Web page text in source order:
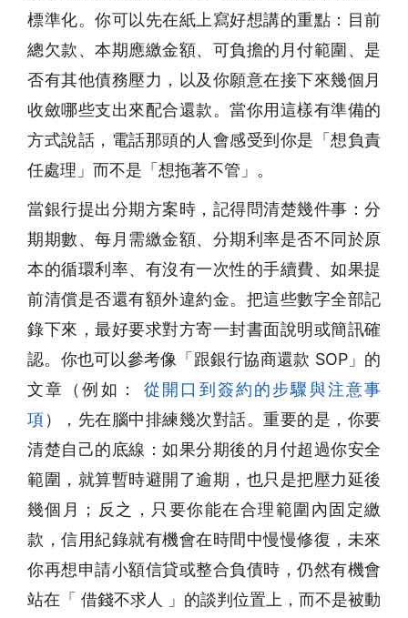
標準化。你可以先在紙上寫好想講的重點：目前
總欠款、本期應繳金額、可負擔的月付範圍、是
否有其他債務壓力，以及你願意在接下來幾個月
收斂哪些支出來配合還款。當你用這樣有準備的
方式說話，電話那頭的人會感受到你是「想負責
任處理」而不是「想拖著不管」。
當銀行提出分期方案時，記得問清楚幾件事：分
期期數、每月需繳金額、分期利率是否不同於原
本的循環利率、有沒有一次性的手續費、如果提
前清償是否還有額外違約金。把這些數字全部記
錄下來，最好要求對方寄一封書面說明或簡訊確
認。你也可以參考像「跟銀行協商還款 SOP」的
文章（例如：
從開口到簽約的步驟與注意事
項），先在腦中排練幾次對話。重要的是，你要
清楚自己的底線：如果分期後的月付超過你安全
範圍，就算暫時避開了逾期，也只是把壓力延後
幾個月；反之，只要你能在合理範圍內固定繳
款，信用紀錄就有機會在時間中慢慢修復，未來
你再想申請小額信貸或整合負債時，仍然有機會
站在「 借錢不求人 」的談判位置上，而不是被動